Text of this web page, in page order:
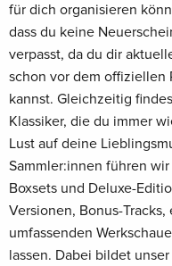
für dich organisieren
dass du keine
verpasst, da du dir
schon vor dem offiziellen
kannst. Gleichzeitig
Klassiker, die du immer
Lust auf deine
Sammler:innen führen
Boxsets und Deluxe-
Versionen, Bonus-
umfassenden
lassen. Dabei bildet